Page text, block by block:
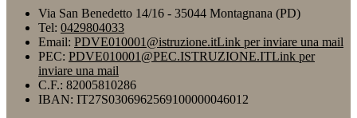
Via San Benedetto 14/16 - 35044 Montagnana (PD)
Tel: 0429804033
Email: PDVE010001@istruzione.itLink per inviare una mail
PEC: PDVE010001@PEC.ISTRUZIONE.ITLink per
inviare una mail
C.F.: 82005810286
IBAN: IT27S0306962569100000046012